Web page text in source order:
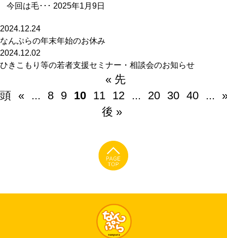
今回は毛･･･ 2025年1月9日
2024.12.24
なんぷらの年末年始のお休み
2024.12.02
ひきこもり等の若者支援セミナー・相談会のお知らせ
« 先
頭 « ... 8 9 10 11 12 ... 20 30 40 ...
後 »